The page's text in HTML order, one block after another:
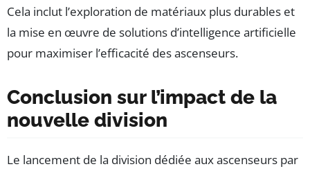
Cela inclut l’exploration de matériaux plus durables et
la mise en œuvre de solutions d’intelligence artificielle
pour maximiser l’efficacité des ascenseurs.
Conclusion sur l’impact de la
nouvelle division
Le lancement de la division dédiée aux ascenseurs par